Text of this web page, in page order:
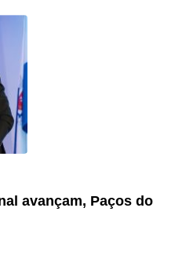
avançam, Paços do